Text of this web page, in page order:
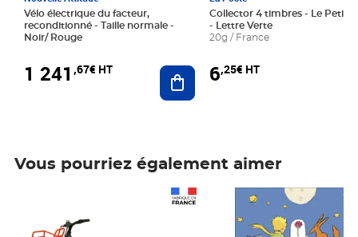
Vélo électrique du facteur,
reconditionné - Taille normale -
Noir/ Rouge
1 241 ,67€ HT Ajouter au panier
Collector 4 timbres - Le Petit
- Lettre Verte
20g / France
6,25€ HT
Vous pourriez également aimer
Prix 6,25€ HT